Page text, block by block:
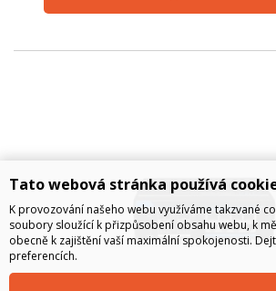
Tato webová stránka používá
K provozování našeho webu využíváme takzvané
soubory sloužící k přizpůsobení obsahu webu, k
obecně k zajištění vaší maximální spokojenosti.
preferencích.